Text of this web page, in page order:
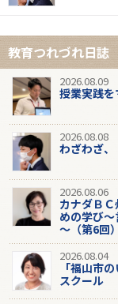
教育つれづれ日誌
2026.08.09
授業実践
2026.08.08
わざわざ
2026.08.06
カナダＢ
めの学び
～（第6回）
2026.08.04
「福山市
スクール